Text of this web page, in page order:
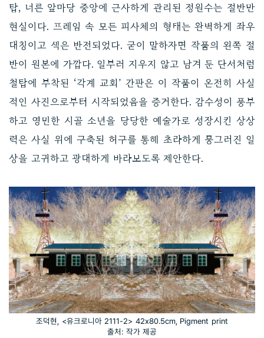
탑, 너른 앞마당 중앙에 근사하게 관리된 정원수는 절반만
현실이다. 프레임 속 모든 피사체의 형태는 완벽하게 좌우
대칭이고 색은 반전되었다. 굳이 말하자면 작품의 왼쪽 절
반이 원본에 가깝다. 일부러 지우지 않고 남겨 둔 단서처럼
철탑에 부착된 ‘각계 교회’ 간판은 이 작품이 온전히 사실
적인 사진으로부터 시작되었음을 증거한다. 감수성이 풍부
하고 영민한 시골 소년을 당당한 예술가로 성장시킨 상상
력은 사실 위에 구축된 허구를 통해 초라하게 뭉그러진 일
상을 고귀하고 광대하게 바라보도록 제안한다.
조덕현, <유크로니아 2111-2> 42x80.5cm, Pigment print
출처: 작가 제공